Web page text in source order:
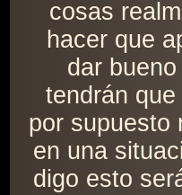
cosas
hacer que
dar
tendrán
por supuesto
en una
digo esto